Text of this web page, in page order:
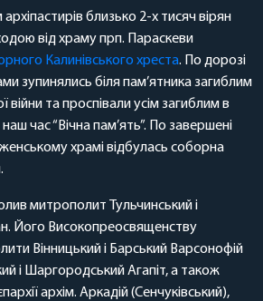
архіпастирів близько 2-х тисяч вірян
від храму прп. Параскеви
Калинівського хреста. По дорозі
зупинялись біля пам’ятника загиблим
війни та проспівали усім загиблим в
наш час “Вічна пам’ять”. По завершені
храмі відбулась соборна
митрополит Тульчинський і
Його Високопреосвященству
Вінницький і Барський Варсонофій
і Шаргородський Агапіт, а також
архім. Аркадій (Сенчуківський),